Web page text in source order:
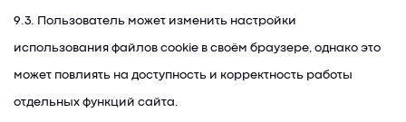
9.3. Пользователь может изменить настройки
использования файлов cookie в своём браузере, однако это
может повлиять на доступность и корректность работы
отдельных функций сайта.